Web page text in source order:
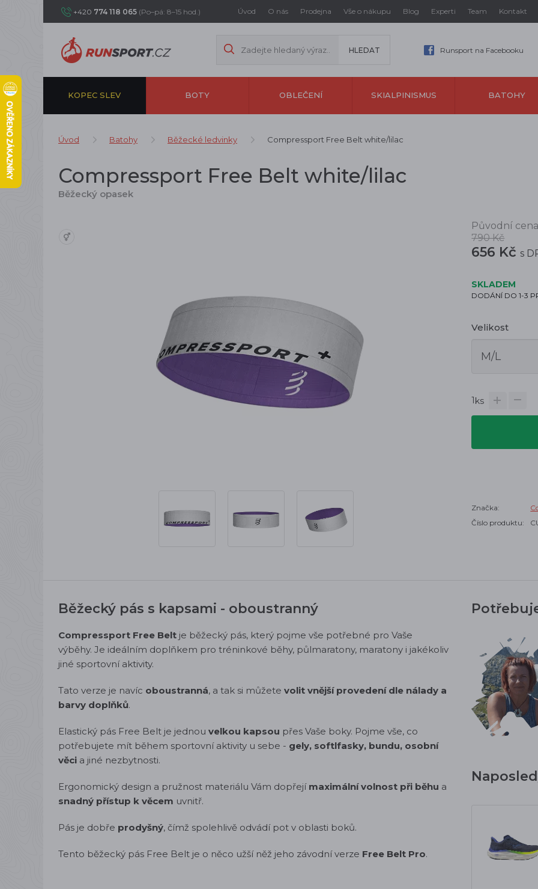
+420 774 118 065 (Po–pá: 8–15 hod.) Úvod O nás Prodejna Vše o nákupu Blog Experti Team Kontakt
Runsport na Facebooku
KOPEC SLEV BOTY OBLEČENÍ SKIALPINISMUS BATOHY
Úvod Batohy Běžecké ledvinky Compressport Free Belt white/lilac
Compressport Free Belt white/lilac
Běžecký opasek
Původní
790 Kč
656 Kč s
SKLADEM
DODÁNÍ DO 1-3
Velikost
1ks
Značka:
Číslo produktu:
Běžecký pás s kapsami - oboustranný
Compressport Free Belt je běžecký pás, který pojme vše potřebné pro Vaše
výběhy. Je ideálním doplňkem pro tréninkové běhy, půlmaratony, maratony i jakékoliv
jiné sportovní aktivity.
Tato verze je navíc oboustranná, a tak si můžete volit vnější provedení dle nálady a
barvy doplňků.
Elastický pás Free Belt je jednou velkou kapsou přes Vaše boky. Pojme vše, co
potřebujete mít během sportovní aktivity u sebe - gely, softlfasky, bundu, osobní
věci a jiné nezbytnosti.
Ergonomický design a pružnost materiálu Vám dopřejí maximální volnost při běhu a
snadný přístup k věcem uvnitř.
Pás je dobře prodyšný, čímž spolehlivě odvádí pot v oblasti boků.
Tento běžecký pás Free Belt je o něco užší něž jeho závodní verze Free Belt Pro.